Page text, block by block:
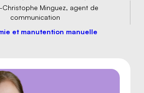
conseiller.ère
Christophe Minguez, agent de
communication
et manutention manuelle